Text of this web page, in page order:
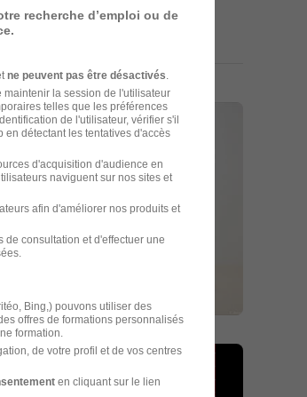
recherche d’emploi ou de
ne peuvent pas être désactivés
la session de l'utilisateur
telles que les préférences
de l'utilisateur, vérifier s'il
détectant les tentatives d'accès
d'acquisition d'audience en
naviguent sur nos sites et
afin d'améliorer nos produits et
consultation et d'effectuer une
Bing,) pouvons utiliser des
offres de formations personnalisés
formation.
de votre profil et de vos centres
en cliquant sur le lien